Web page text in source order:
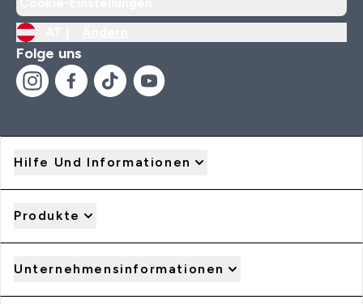
Folge uns
Hilfe Und Informationen
Produkte
Unternehmensinformationen